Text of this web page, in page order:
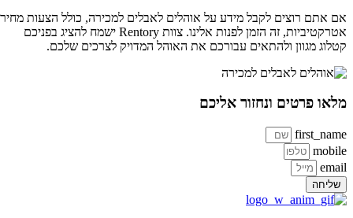
אם אתם רוצים לקבל מידע על אוהלים לאבלים למכירה, כולל הצעות מחיר
אטרקטיביות, זה הזמן לפנות אלינו. צוות Rentory ישמח להציג בפניכם
קטלוג מגוון ולהתאים עבורכם את האוהל המדויק לצרכים שלכם.
מלאו פרטים ונחזור אליכם
first_name
mobile
email
שליחה